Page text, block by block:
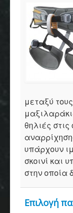
μεταξύ
θηλιές
υπάρχουν
σκοινί και
στην οποία
Επιλογή